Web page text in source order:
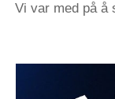
Vi var med på å